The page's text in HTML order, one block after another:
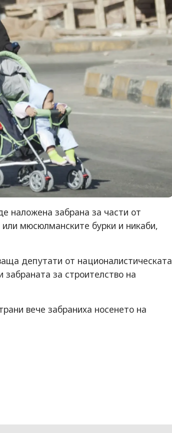
забрана за части от
мюсюлманските бурки и никаби,
депутати от националистическата
за строителство на
вече забраниха носенето на